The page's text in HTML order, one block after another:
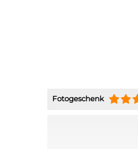
Fotogeschenk